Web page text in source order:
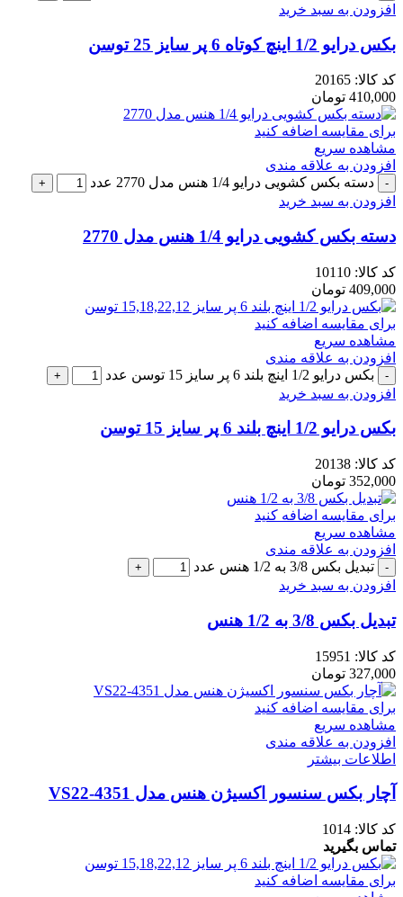
افزودن به سبد خرید
بکس درایو 1/2 اینچ کوتاه 6 پر سایز 25 توسن
کد کالا: 20165
410,000 تومان
برای مقایسه اضافه کنید
مشاهده سریع
افزودن به علاقه مندی
دسته بکس کشویی درایو 1/4 هنس مدل 2770 عدد
افزودن به سبد خرید
دسته بکس کشویی درایو 1/4 هنس مدل 2770
کد کالا: 10110
409,000 تومان
برای مقایسه اضافه کنید
مشاهده سریع
افزودن به علاقه مندی
بکس درایو 1/2 اینچ بلند 6 پر سایز 15 توسن عدد
افزودن به سبد خرید
بکس درایو 1/2 اینچ بلند 6 پر سایز 15 توسن
کد کالا: 20138
352,000 تومان
برای مقایسه اضافه کنید
مشاهده سریع
افزودن به علاقه مندی
تبدیل بکس 3/8 به 1/2 هنس عدد
افزودن به سبد خرید
تبدیل بکس 3/8 به 1/2 هنس
کد کالا: 15951
327,000 تومان
برای مقایسه اضافه کنید
مشاهده سریع
افزودن به علاقه مندی
اطلاعات بیشتر
آچار بکس سنسور اکسیژن هنس مدل VS22-4351
کد کالا: 1014
تماس بگیرید
برای مقایسه اضافه کنید